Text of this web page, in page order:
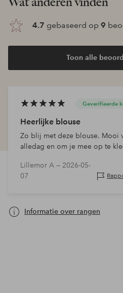
4.7 gebaseerd op 9
Toon alle
Geverifieerde
Heerlijke blouse
Zo blij met deze blouse. Mooi
alledag en om je mee op te
Lillemor A — 2026-05-
07
Informatie over rangen